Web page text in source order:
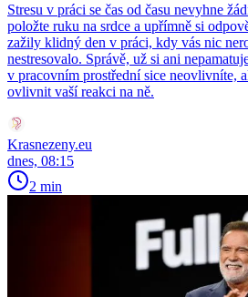
Stresu v práci se čas od času nevyhne
položte ruku na srdce a upřímně si
zažily klidný den v práci, kdy vás nic
nestresovalo. Správě, už si ani
v pracovním prostřední sice neovlivníte,
ovlivnit vaší reakci na ně.
Krasnezeny.eu
dnes, 08:15
2 min